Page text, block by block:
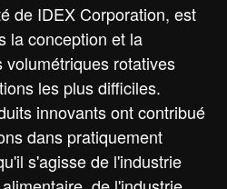
de IDEX Corporation, est
la conception et la
rotatives
les plus difficiles.
innovants ont contribué
dans pratiquement
s'agisse de l'industrie